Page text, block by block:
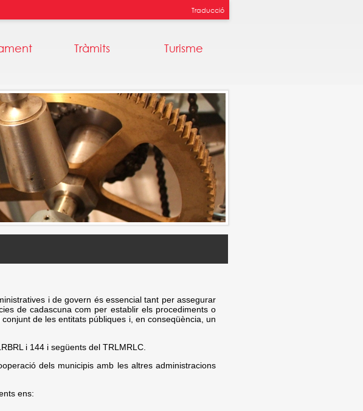
Traducció
Tràmits Turisme
i de govern és essencial tant per assegurar
de cadascuna com per establir els procediments o
de les entitats públiques i, en conseqüència, un
i 144 i següents del TRLMRLC.
dels municipis amb les altres administracions
ens: